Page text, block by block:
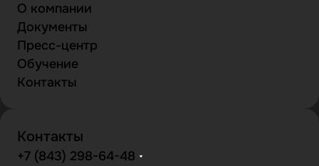
О компании
Документы
Пресс-центр
Обучение
Контакты
Контакты
+7 (843) 298-64-48